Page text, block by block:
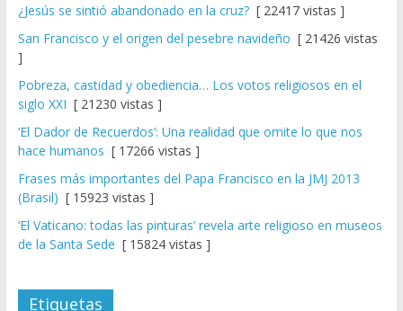
¿Jesús se sintió abandonado en la cruz?[ 22417 vistas ]
San Francisco y el origen del pesebre navideño [ 21426 vistas
]
Pobreza, castidad y obediencia… Los votos religiosos en el
siglo XXI [ 21230 vistas ]
‘El Dador de Recuerdos’: Una realidad que omite lo que nos
hace humanos [ 17266 vistas ]
Frases más importantes del Papa Francisco en la JMJ 2013
(Brasil) [ 15923 vistas ]
‘El Vaticano: todas las pinturas’ revela arte religioso en museos
de la Santa Sede [ 15824 vistas ]
Etiquetas